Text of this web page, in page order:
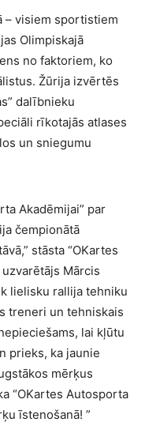
– visiem sportistiem
Olimpiskajā
no faktoriem, ko
Žūrija izvērtēs
dalībnieku
rīkotajās atlases
un sniegumu
Akadēmijai” par
čempionātā
stāsta “OKartes
Mārcis
lielisku rallija tehniku
treneri un tehniskais
lai kļūtu
prieks, ka jaunie
mērķus
“OKartes Autosporta
īstenošanā! ”